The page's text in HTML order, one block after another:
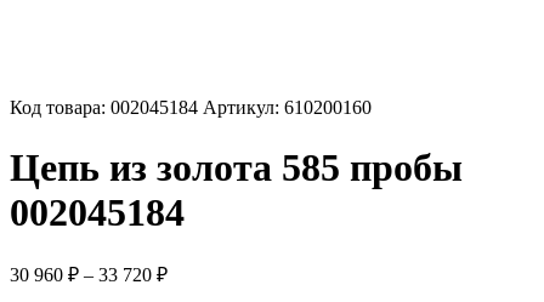
Код товара: 002045184 Артикул: 610200160
Цепь из золота 585 пробы
002045184
30 960 ₽ – 33 720 ₽Диапазон